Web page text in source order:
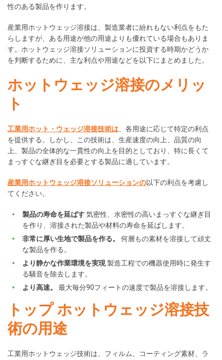
性のある製品を作ります。
産業用ホットウェッジ溶接は、製造業者に紛れもない利点をもた
らしますが、ある用途が他の用途よりも優れている場合もありま
す。ホットウェッジ溶接ソリューションに投資する時期かどうか
を判断するために、主な利点や用途などを以下にまとめました。
ホットウェッジ溶接のメリッ
ト
工業用ホット・ウェッジ溶接技術は 、各用途に応じて特定の利点
を提供する。しかし、この技術は、生産速度の向上、品質の向
上、製品の全体的な一貫性の向上を目的としており、特に長くて
まっすぐな継ぎ目を必要とする製品に適しています。
産業用ホットウェッジ溶接ソリューションの以下の利点を考慮し
てください。
製品の寿命を延ばす気密性、水密性の高いまっすぐな継ぎ目
を作り、溶接された製品や材料の寿命を延ばします。
非常に厚い生地で製品を作る。 何層もの素材を溶接して頑丈
な製品を作る。
より静かな作業環境を実現製造工程での機器使用時に発生す
る騒音を除去します。
より高速。 最大毎分90フィートの速度で製品を溶接します。
トップ ホットウェッジ溶接技
術の用途
工業用ホットウェッジ技術は、フィルム、コーティング素材、ラ